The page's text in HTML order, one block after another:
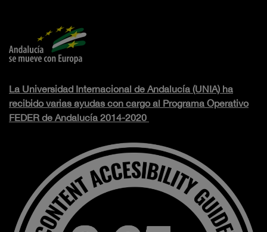
La Universidad Internacional de Andalucía (UNIA) ha
recibido varias ayudas con cargo al Programa Operativo
FEDER de Andalucía 2014-2020